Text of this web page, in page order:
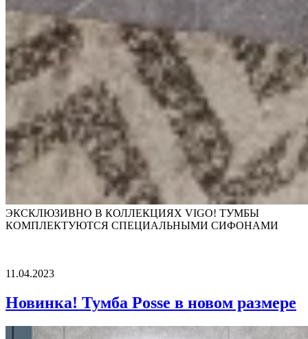
ЭКСКЛЮЗИВНО В КОЛЛЕКЦИЯХ VIGO! ТУМБЫ
КОМПЛЕКТУЮТСЯ СПЕЦИАЛЬНЫМИ СИФОНАМИ
11.04.2023
Новинка! Тумба Posse в новом размере